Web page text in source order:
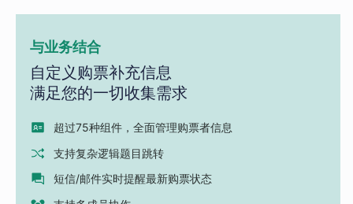
与业务结合
自定义购票补充信息
满足您的一切收集需求
超过75种组件，全面管理购票者信息
支持复杂逻辑题目跳转
短信/邮件实时提醒最新购票状态